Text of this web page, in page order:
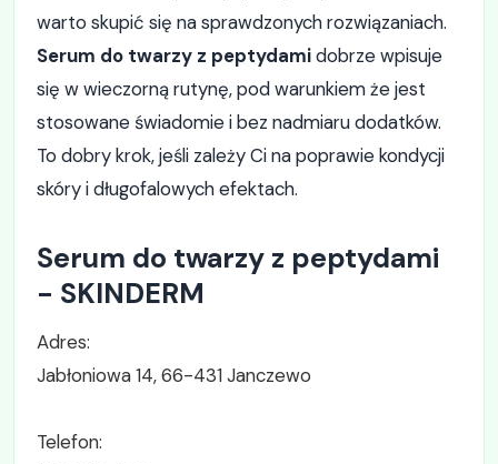
warto skupić się na sprawdzonych rozwiązaniach.
Serum do twarzy z peptydamidobrze wpisuje
się w wieczorną rutynę, pod warunkiem że jest
stosowane świadomie i bez nadmiaru dodatków.
To dobry krok, jeśli zależy Ci na poprawie kondycji
skóry i długofalowych efektach.
Serum do twarzy z peptydami
- SKINDERM
Adres:
Jabłoniowa 14, 66-431 Janczewo
Telefon: